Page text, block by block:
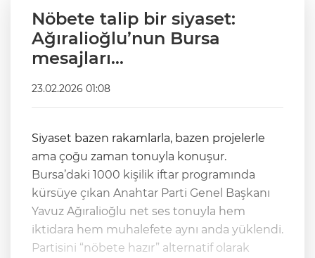
Nöbete talip bir siyaset:
Ağıralioğlu’nun Bursa
mesajları…
23.02.2026 01:08
Siyaset bazen rakamlarla, bazen projelerle
ama çoğu zaman tonuyla konuşur.
Bursa’daki 1000 kişilik iftar programında
kürsüye çıkan Anahtar Parti Genel Başkanı
Yavuz Ağıralioğlu net ses tonuyla hem
iktidara hem muhalefete aynı anda yüklendi.
Partisini “nöbete hazır” alternatif olarak